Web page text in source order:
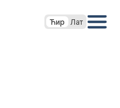
Ћир Лат